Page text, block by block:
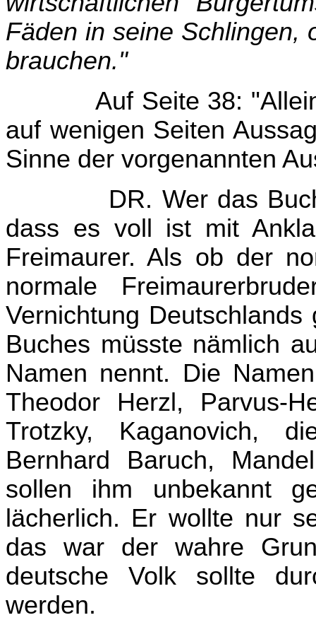
Fäden in seine Schlingen,
brauchen."
Auf Seite 38:
auf wenigen Seiten
Sinne der vorgenannten
DR. Wer das
dass es voll ist mit
Freimaurer. Als ob der
normale
Vernichtung
Buches müsste nämlich
Namen nennt. Die
Theodor Herzl, Parvus-
Trotzky, Kaganovich,
Bernhard Baruch,
sollen ihm unbekannt
lächerlich. Er wollte nur
das war der wahre
deutsche Volk sollte
werden.